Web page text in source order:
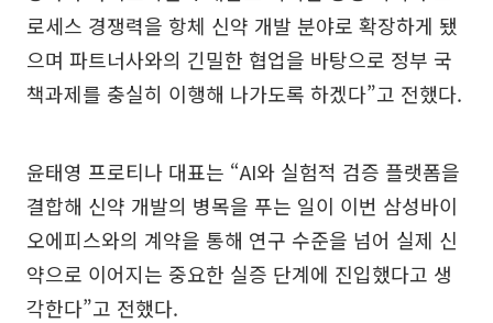
로세스 경쟁력을 항체 신약 개발 분야로 확장하게 됐
으며 파트너사와의 긴밀한 협업을 바탕으로 정부 국
책과제를 충실히 이행해 나가도록 하겠다”고 전했다.
윤태영 프로티나 대표는 “AI와 실험적 검증 플랫폼을
결합해 신약 개발의 병목을 푸는 일이 이번 삼성바이
오에피스와의 계약을 통해 연구 수준을 넘어 실제 신
약으로 이어지는 중요한 실증 단계에 진입했다고 생
각한다”고 전했다.